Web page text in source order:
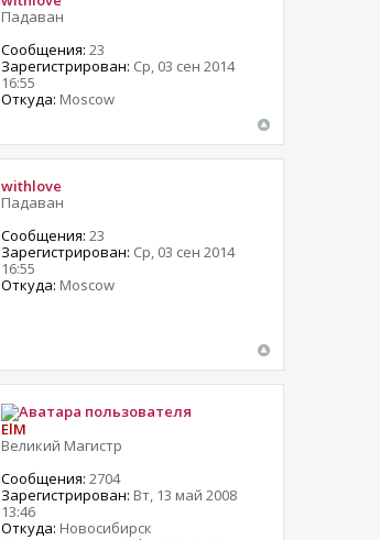
Падаван
Сообщения: 23
Зарегистрирован: Ср, 03 сен 2014
16:55
Откуда: Moscow
withlove
Падаван
Сообщения: 23
Зарегистрирован: Ср, 03 сен 2014
16:55
Откуда: Moscow
ElM
Великий Магистр
Сообщения: 2704
Зарегистрирован: Вт, 13 май 2008
13:46
Откуда: Новосибирск